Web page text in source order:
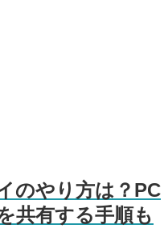
のやり方は？PC
共有する手順も